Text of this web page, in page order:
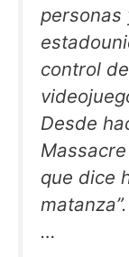
personas
control
Desde
que dice
matanza”.
…